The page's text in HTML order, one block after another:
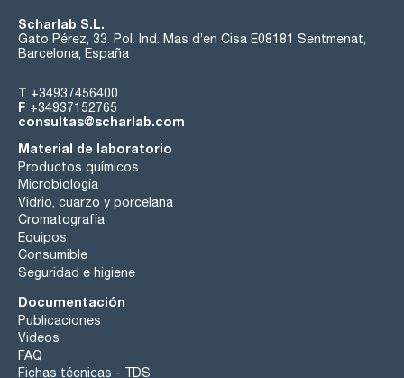
Scharlab S.L.
Gato Pérez, 33. Pol. Ind. Mas d’en Cisa E08181 Sentmenat,
Barcelona, España
T +34937456400
F +34937152765
consultas@scharlab.com
Material de laboratorio
Productos químicos
Microbiología
Vidrio, cuarzo y porcelana
Cromatografía
Equipos
Consumible
Seguridad e higiene
Documentación
Publicaciones
Videos
FAQ
Fichas técnicas - TDS